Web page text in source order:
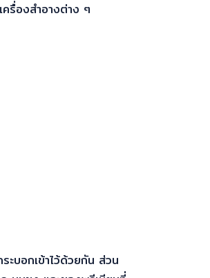
รื่องสำอางต่าง ๆ
ะบอกเข้าไว้ด้วยกัน ส่วน